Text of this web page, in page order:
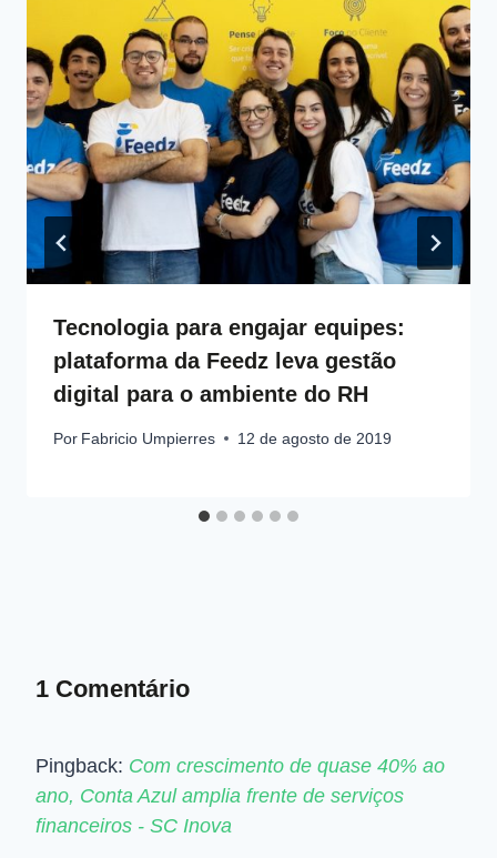
Tecnologia para engajar equipes:
plataforma da Feedz leva gestão
digital para o ambiente do RH
Por Fabricio Umpierres 12 de agosto de 2019
1 Comentário
Pingback: Com crescimento de quase 40% ao
ano, Conta Azul amplia frente de serviços
financeiros - SC Inova